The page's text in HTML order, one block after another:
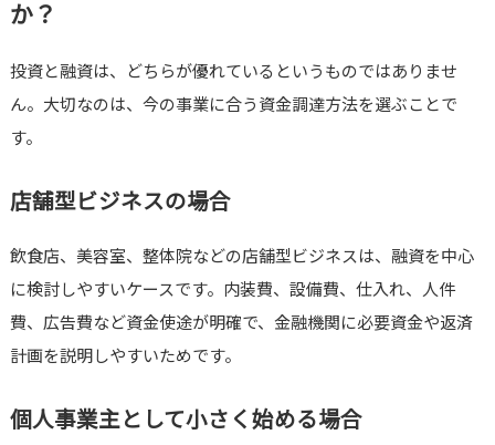
か？
投資と融資は、どちらが優れているというものではありませ
ん。大切なのは、今の事業に合う資金調達方法を選ぶことで
す。
店舗型ビジネスの場合
飲食店、美容室、整体院などの店舗型ビジネスは、融資を中心
に検討しやすいケースです。内装費、設備費、仕入れ、人件
費、広告費など資金使途が明確で、金融機関に必要資金や返済
計画を説明しやすいためです。
個人事業主として小さく始める場合